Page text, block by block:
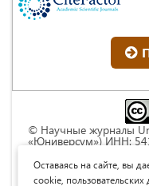
© Научные журналы
«Юниверсум») ИНН:
Commons «
Непортированная
Оставаясь на сайте, вы
cookie,